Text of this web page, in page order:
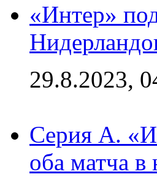
«Интер»
29.8.2023,
Серия А.
оба матча в